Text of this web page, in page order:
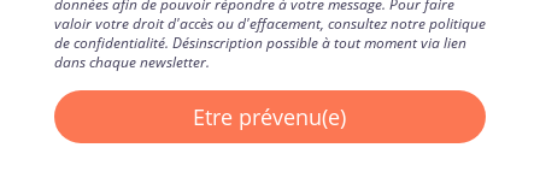
valoir votre droit d'accès ou d'effacement, consultez notre politique
de confidentialité. Désinscription possible à tout moment via lien
dans chaque newsletter.